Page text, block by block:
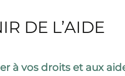
DE L’AIDE
à vos droits et aux